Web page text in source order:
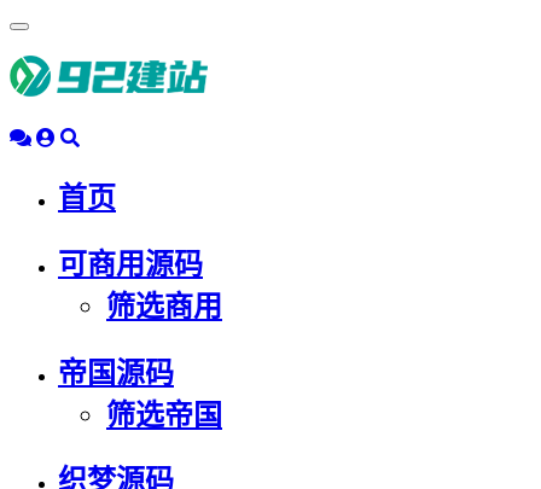
动
导
首页
可商用源码
筛选商用
帝国源码
筛选帝国
织梦源码